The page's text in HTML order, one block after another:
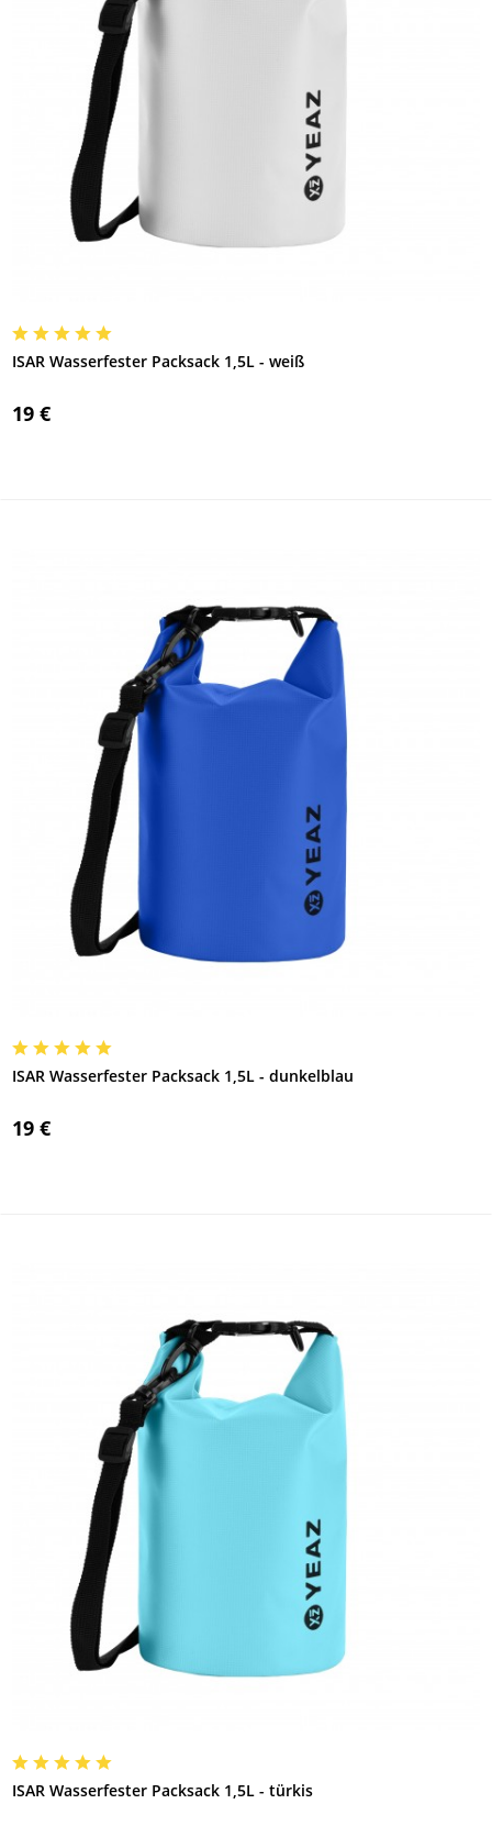
ISAR Wasserfester Packsack 1,5L - weiß
19 €
ISAR Wasserfester Packsack 1,5L - dunkelblau
19 €
ISAR Wasserfester Packsack 1,5L - türkis